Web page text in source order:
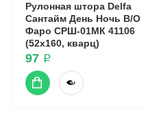
Рулонная штора Delfa
Сантайм День Ночь В/О
Фаро СРШ-01МК 41106
(52x160, кварц)
97 ₽